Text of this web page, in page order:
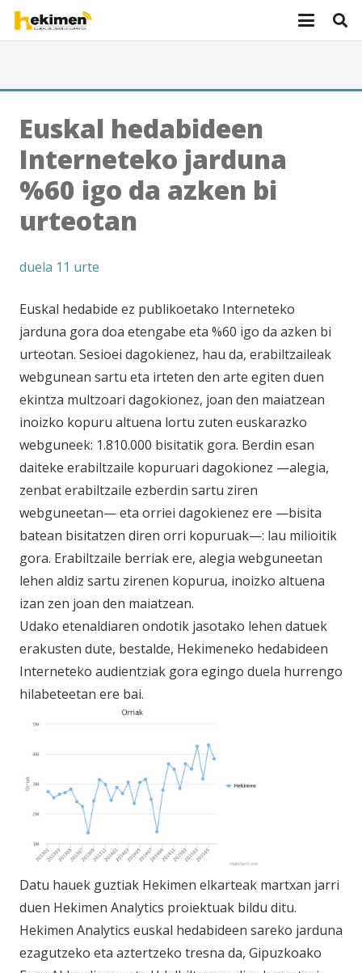
Euskal hedabideen
Interneteko jarduna
%60 igo da azken bi
urteotan
duela 11 urte
Euskal hedabide ez publikoetako Interneteko
jarduna gora doa etengabe eta %60 igo da azken bi
urteotan. Sesioei dagokienez, hau da, erabiltzaileak
webgunean sartu eta irteten den arte egiten duen
ekintza multzoari dagokionez, joan den maiatzean
inoizko kopuru altuena lortu zuten euskarazko
webguneek: 1.810.000 bisitatik gora. Berdin esan
daiteke erabiltzaile kopuruari dagokionez —alegia,
zenbat erabiltzaile ezberdin sartu ziren
webguneetan— eta orriei dagokienez ere —bisita
batean bisitatzen diren orri kopuruak—: lau milioitik
gora. Erabiltzaile berriak ere, alegia webguneetan
lehen aldiz sartu zirenen kopurua, inoizko altuena
izan zen joan den maiatzean.
Udako etenaldiaren ondotik jasotako lehen datuek
erakusten dute, bestalde, Hekimeneko hedabideen
Interneteko audientziak gora egingo duela hurrengo
hilabeteetan ere bai.
Datu hauek guztiak Hekimen elkarteak martxan jarri
duen Hekimen Analytics proiektuak bildu ditu.
Hekimen Analytics euskal hedabideen sareko jarduna
ezagutzeko eta aztertzeko tresna da, Gipuzkoako